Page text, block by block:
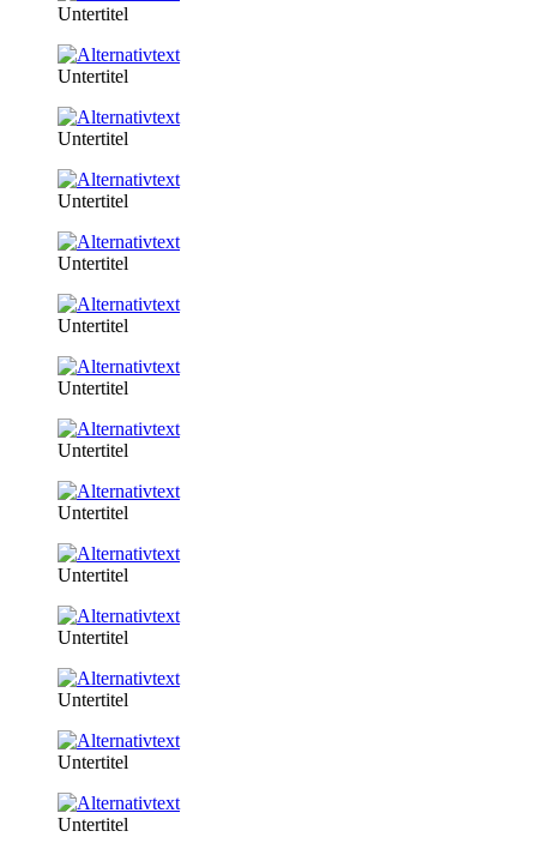
Untertitel
Untertitel
Untertitel
Untertitel
Untertitel
Untertitel
Untertitel
Untertitel
Untertitel
Untertitel
Untertitel
Untertitel
Untertitel
Untertitel